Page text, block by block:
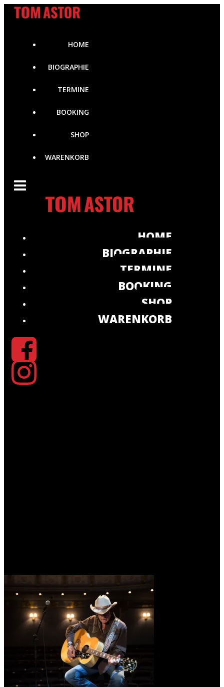
Zum
Inhalt
HOME
BIOGRAPHIE
TERMINE
BOOKING
SHOP
WARENKORB
HOME
BIOGRAPHIE
TERMINE
BOOKING
SHOP
WARENKORB